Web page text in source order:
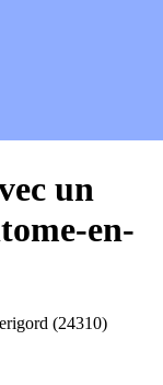
un
en-
(24310)